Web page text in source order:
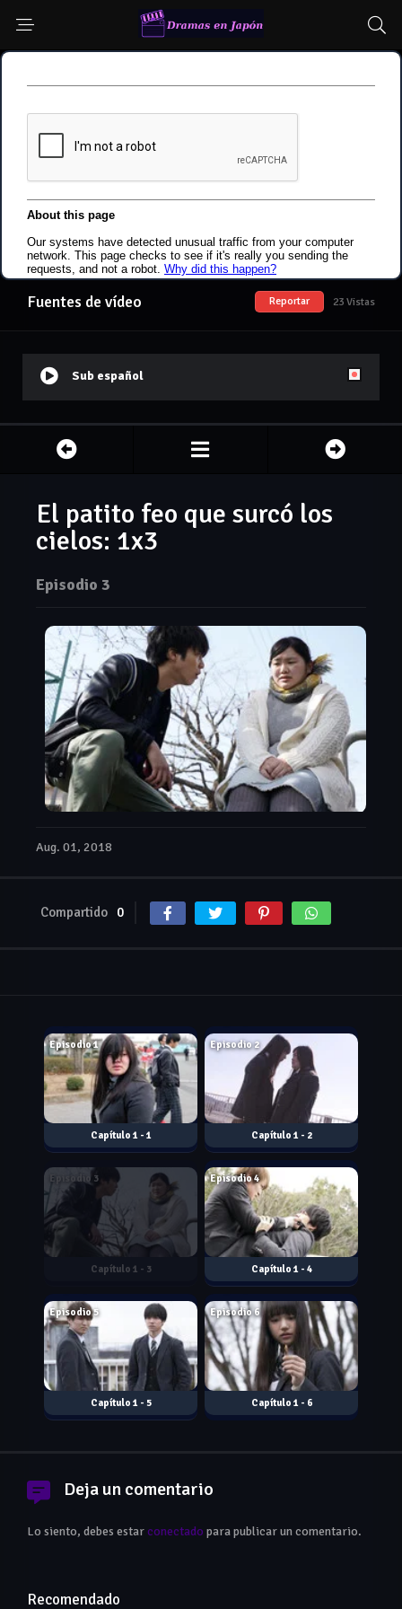
Fuentes de vídeo 23 Vistas
Reportar
Sub español
El patito feo que surcó los
cielos: 1x3
Episodio 3
Aug. 01, 2018
Compartido 0
1 - 1
Episodio 1
1 - 2
Episodio 2
1 - 3
Episodio 3
Aug. 01, 2018
1 - 4
Episodio 4
Aug. 01, 2018
1 - 5
Episodio 5
1 - 6
Episodio 6
Aug. 01, 2018
Deja un comentario
Lo siento, debes estarconectado para publicar un comentario.
Recomendado